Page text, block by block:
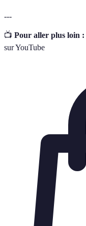
---
📺 Pour aller plus loin :
sur YouTube